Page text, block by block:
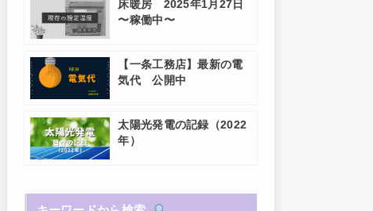
床暖房 2025年1月27日
〜稼働中〜
【一条工務店】最新の電
気代 公開中
太陽光発電の記録（2022
年）